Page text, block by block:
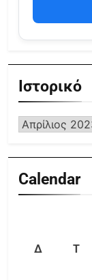
Ιστορικό
Calendar
Δ
Τ